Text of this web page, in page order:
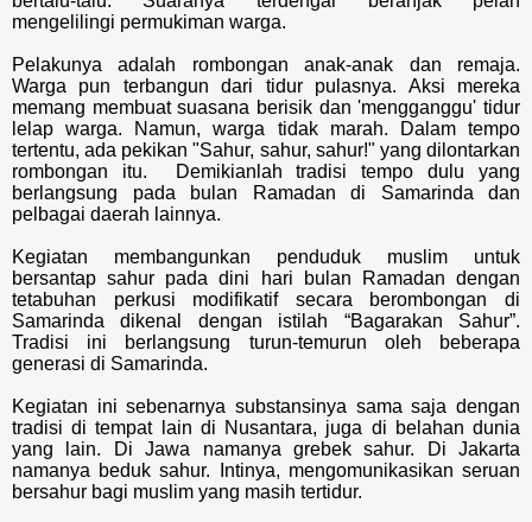
mengelilingi permukiman warga.
Pelakunya adalah rombongan anak-anak dan remaja.
Warga pun terbangun dari tidur pulasnya. Aksi mereka
memang membuat suasana berisik dan 'mengganggu' tidur
lelap warga. Namun, warga tidak marah.
Dalam tempo
tertentu, ada pekikan "Sahur, sahur, sahur!" yang dilontarkan
rombongan itu.
Demikianlah tradisi tempo dulu yang
berlangsung pada bulan Ramadan di Samarinda dan
pelbagai daerah lainnya.
Kegiatan membangunkan penduduk muslim untuk
bersantap sahur pada dini hari bulan Ramadan dengan
tetabuhan perkusi modifikatif secara berombongan di
Samarinda dikenal dengan istilah “Bagarakan Sahur”.
Tradisi ini berlangsung turun-temurun oleh beberapa
generasi di Samarinda.
Kegiatan ini sebenarnya substansinya sama saja dengan
tradisi di tempat lain di Nusantara, juga di belahan dunia
yang lain. Di Jawa namanya grebek sahur. Di Jakarta
namanya beduk sahur. Intinya, mengomunikasikan seruan
bersahur bagi muslim yang masih tertidur.